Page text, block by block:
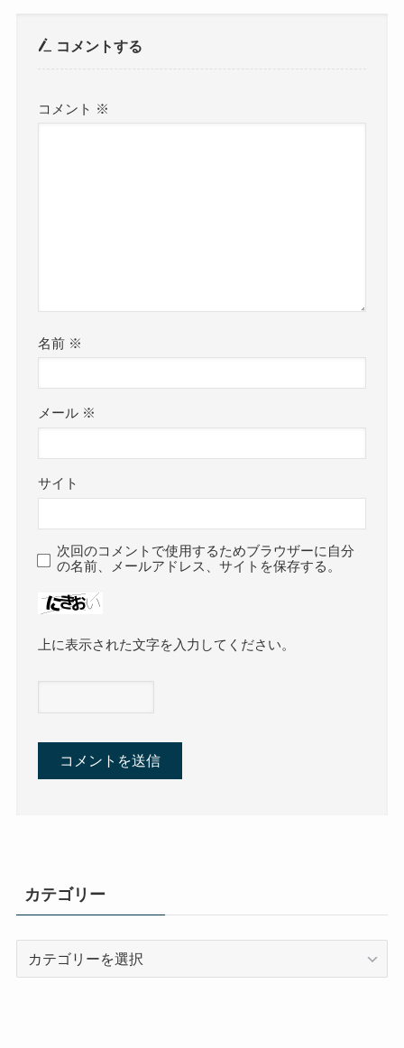
コメントする
コメント ※
名前 ※
メール ※
サイト
次回のコメントで使用するためブラウザーに自分
の名前、メールアドレス、サイトを保存する。
上に表示された文字を入力してください。
カテゴリー